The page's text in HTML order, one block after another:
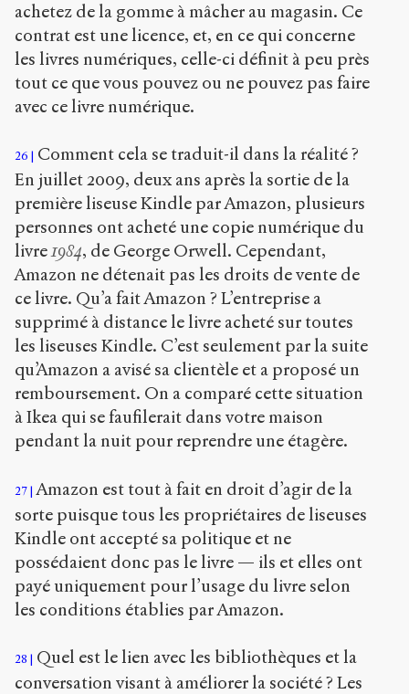
achetez de la gomme à mâcher au magasin. Ce
contrat est une licence, et, en ce qui concerne
les livres numériques, celle-ci définit à peu près
tout ce que vous pouvez ou ne pouvez pas faire
avec ce livre numérique.
26
Comment cela se traduit-il dans la réalité ?
En juillet 2009, deux ans après la sortie de la
première liseuse Kindle par Amazon, plusieurs
personnes ont acheté une copie numérique du
livre1984, de George Orwell. Cependant,
Amazon ne détenait pas les droits de vente de
ce livre. Qu’a fait Amazon ? L’entreprise a
supprimé à distance le livre acheté sur toutes
les liseuses Kindle. C’est seulement par la suite
qu’Amazon a avisé sa clientèle et a proposé un
remboursement. On a comparé cette situation
à Ikea qui se faufilerait dans votre maison
pendant la nuit pour reprendre une étagère.
27 Amazon est tout à fait en droit d’agir de la
sorte puisque tous les propriétaires de liseuses
Kindle ont accepté sa politique et ne
possédaient donc pas le livre — ils et elles ont
payé uniquement pour l’usage du livre selon
les conditions établies par Amazon.
28
Quel est le lien avec les bibliothèques et la
conversation visant à améliorer la société ? Les